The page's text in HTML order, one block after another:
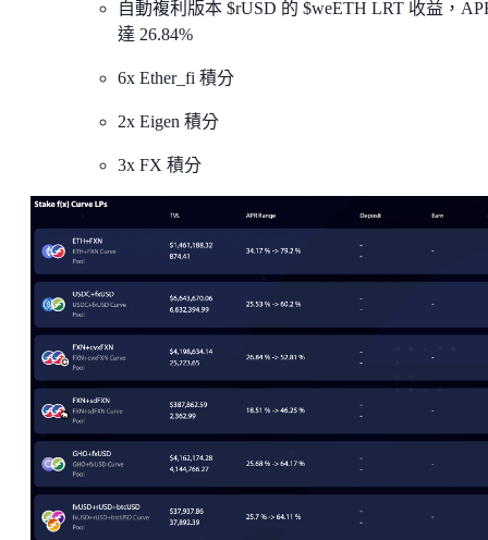
自動複利版本 $rUSD 的 $weETH LRT 收益，
達 26.84%
6x Ether_fi 積分
2x Eigen 積分
3x FX 積分